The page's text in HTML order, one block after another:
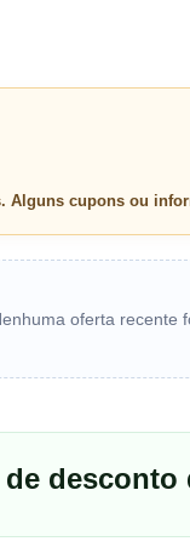
Alguns cupons ou
oferta recente
desconto